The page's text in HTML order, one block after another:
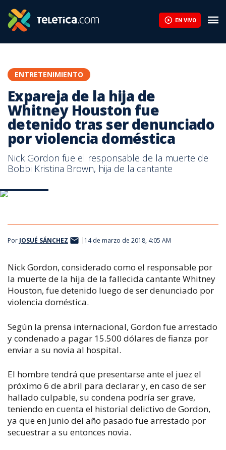
EN VIVO
ENTRETENIMIENTO
Expareja de la hija de
Whitney Houston fue
detenido tras ser denunciado
por violencia doméstica
Nick Gordon fue el responsable de la muerte de
Bobbi Kristina Brown, hija de la cantante
Por JOSUÉ SÁNCHEZ 14 de marzo de 2018, 4:05 AM
Nick Gordon, considerado como el responsable por
la muerte de la hija de la fallecida cantante Whitney
Houston, fue detenido luego de ser denunciado por
violencia doméstica.
Según la prensa internacional, Gordon fue arrestado
y condenado a pagar 15.500 dólares de fianza por
enviar a su novia al hospital.
El hombre tendrá que presentarse ante el juez el
próximo 6 de abril para declarar y, en caso de ser
hallado culpable, su condena podría ser grave,
teniendo en cuenta el historial delictivo de Gordon,
ya que en junio del año pasado fue arrestado por
secuestrar a su entonces novia.